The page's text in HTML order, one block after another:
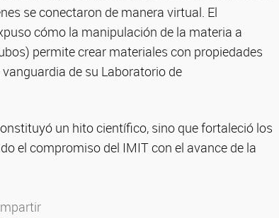
se conectaron de manera virtual. El
cómo la manipulación de la materia a
permite crear materiales con propiedades
de su Laboratorio de
un hito científico, sino que fortaleció los
el compromiso del IMIT con el avance de la